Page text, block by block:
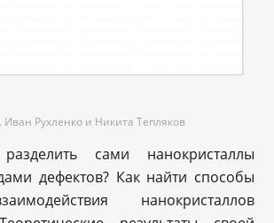
Рухленко и Никита Тепляков
сами нанокристаллы
дефектов? Как найти способы
нанокристаллов